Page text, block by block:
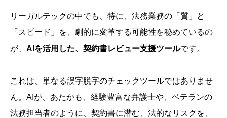
リーガルテックの中でも、特に、法務業務の「質」と
「スピード」を、劇的に変革する可能性を秘めているの
が、 AIを活用した、契約書レビュー支援ツールです。
これは、単なる誤字脱字のチェックツールではありませ
ん。AIが、あたかも、経験豊富な弁護士や、ベテランの
法務担当者のように、契約書に潜む、法的なリスクを、